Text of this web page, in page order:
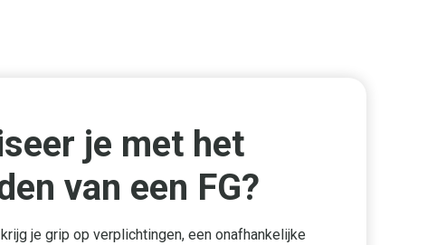
je met het
van een FG?
je grip op verplichtingen, een onafhankelijke